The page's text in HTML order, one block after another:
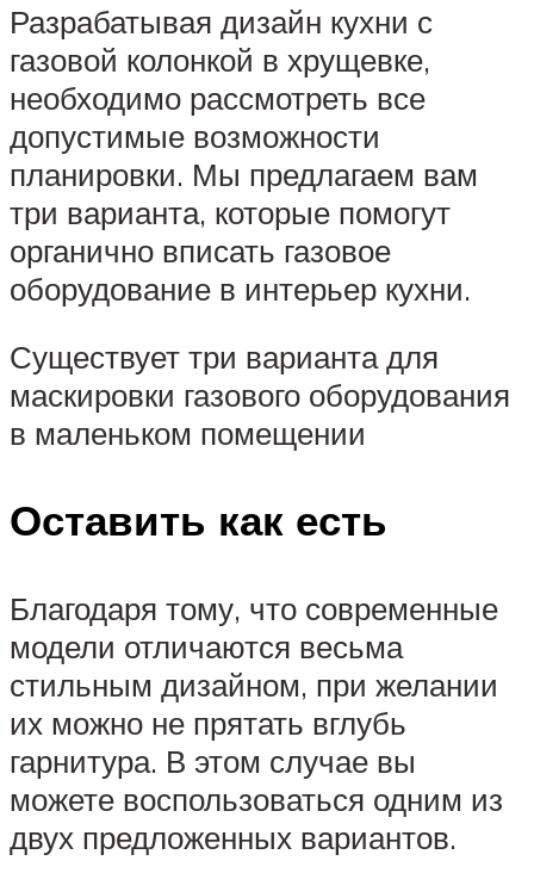
Разрабатывая дизайн кухни с
газовой колонкой в хрущевке,
необходимо рассмотреть все
допустимые возможности
планировки. Мы предлагаем вам
три варианта, которые помогут
органично вписать газовое
оборудование в интерьер кухни.
Существует три варианта для
маскировки газового оборудования
в маленьком помещении
Оставить как есть
Благодаря тому, что современные
модели отличаются весьма
стильным дизайном, при желании
их можно не прятать вглубь
гарнитура. В этом случае вы
можете воспользоваться одним из
двух предложенных вариантов.